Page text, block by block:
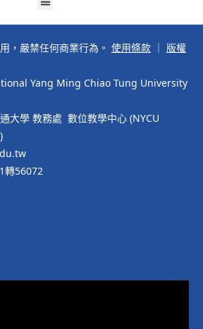
，嚴禁任何商業行為。 使用條款
版權
Yang Ming Chiao Tung University
大學 教務處 數位教學中心 (NYCU
轉56072